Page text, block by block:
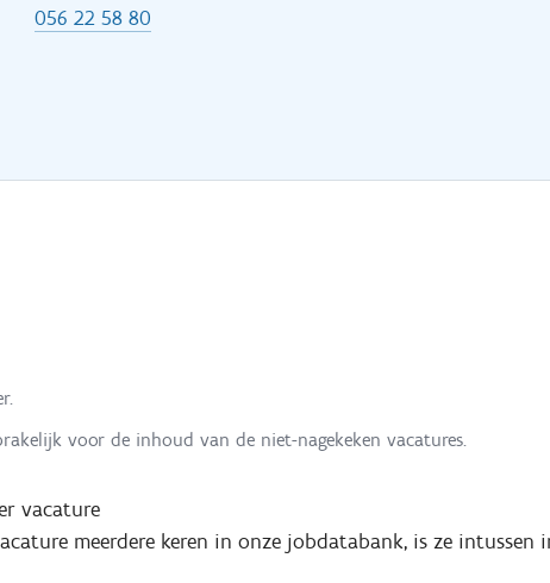
056 22 58 80
voor de inhoud van de niet-nagekeken vacatures.
vacature
meerdere keren in onze jobdatabank, is ze